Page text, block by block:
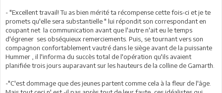
- "Excellent travail! Tu as bien mérité ta récompense cette fois-ci et je te
promets qu'elle sera substantielle " lui répondit son correspondant en
coupant net la communication avant que l'autre n'ait eu le temps
d'égrener ses obséquieux remerciements. Puis, se tournant vers son
compagnon confortablement vautré dans le siège avant de la puissante
Hummer , il l'informa du succès total de l'opération qu'ils avaient
planifiée trois jours auparavant sur les hauteurs de la colline de Gamarth.
-"C'est dommage que des jeunes partent comme cela à la fleur de l'âge.